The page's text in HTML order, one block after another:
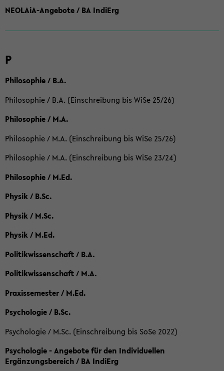
NEOLAiA-Angebote / BA IndiErg
P
Philosophie / B.A.
Philosophie / B.A. (Einschreibung bis WiSe 25/26)
Philosophie / M.A.
Philosophie / M.A. (Einschreibung bis WiSe 25/26)
Philosophie / M.A. (Einschreibung bis WiSe 23/24)
Philosophie / M.Ed.
Physik / B.Sc.
Physik / M.Sc.
Physik / M.Ed.
Politikwissenschaft / B.A.
Politikwissenschaft / M.A.
Praxissemester / M.Ed.
Psychologie / B.Sc.
Psychologie / M.Sc. (Einschreibung bis SoSe 2022)
Psychologie - Angebote für den Individuellen
Ergänzungsbereich / BA IndiErg